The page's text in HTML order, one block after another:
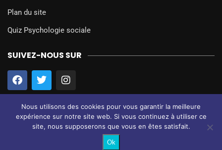
Plan du site
Quiz Psychologie sociale
SUIVEZ-NOUS SUR
@2024 – Tous droits réservés.
Nous utilisons des cookies pour vous garantir la meilleure
expérience sur notre site web. Si vous continuez à utiliser ce
site, nous supposerons que vous en êtes satisfait.
Ok